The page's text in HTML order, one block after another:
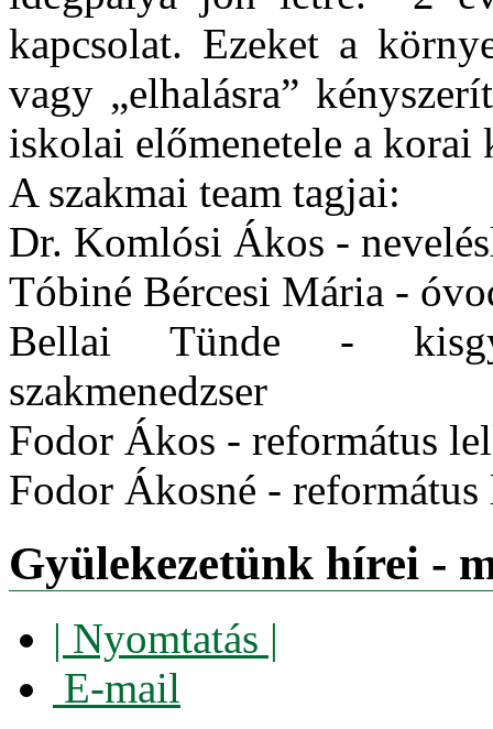
kapcsolat. Ezeket a
vagy „elhalásra”
iskolai előmenetele a korai
A szakmai team tagjai:
Dr. Komlósi Ákos -
Tóbiné Bércesi Mária -
Bellai Tünde -
szakmenedzser
Fodor Ákos - református
Fodor Ákosné -
Gyülekezetünk hírei -
| Nyomtatás |
E-mail